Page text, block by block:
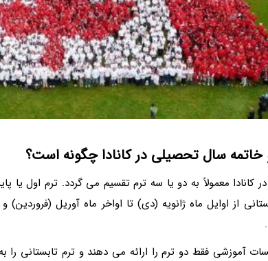
خاتمه سال تحصیلی در کانادا چگونه است؟
معمولاً به دو یا سه ترم تقسیم می گردد. ترم اول یا
از اوایل ماه ژانویه (دی) تا اواخر ماه آوریل (فروردین)
آموزشی فقط دو ترم را ارائه می دهند و ترم تابستانی را